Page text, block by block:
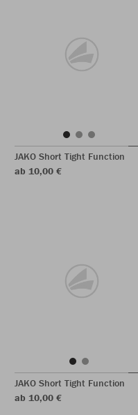
JAKO Short Tight Function
ab 10,00 €
JAKO Short Tight Function
ab 10,00 €